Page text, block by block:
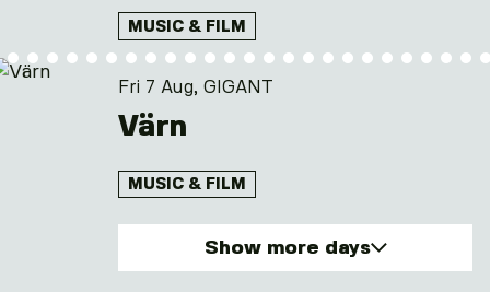
MUSIC & FILM
Fri 7 Aug, GIGANT
Värn
MUSIC & FILM
Show more days